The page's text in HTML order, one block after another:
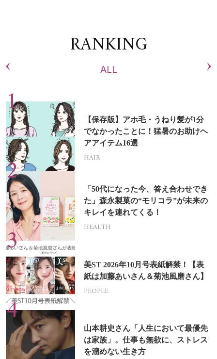
RANKING
ALL
【保存版】アホ毛・うねり髪が1分
でなかったことに！猛暑のお助けヘ
アアイテム16選
HAIR
「50代になった今、答え合わせでき
た」森永製菓の“モリコラ”が未来の
キレイを連れてくる！
HEALTH
美ST 2026年10月号表紙解禁！【表
紙は加藤あいさん＆菊池風磨さん】
PEOPLE
山本耕史さん「人生において最優先
は家族」。仕事も無欲に、ストレス
を溜めない生き方